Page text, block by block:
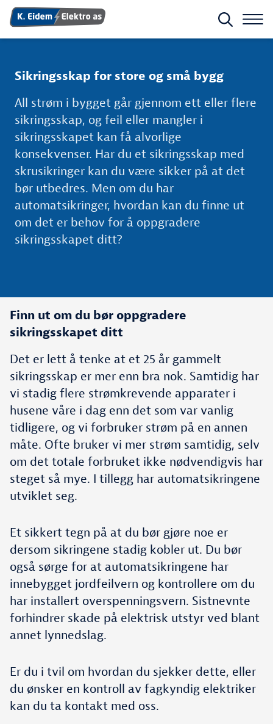
Sikringsskap for store og små bygg
All strøm i bygget går gjennom ett eller flere
sikringsskap, og feil eller mangler i
sikringsskapet kan få alvorlige
konsekvenser. Har du et sikringsskap med
skrusikringer kan du være sikker på at det
bør utbedres. Men om du har
automatsikringer, hvordan kan du finne ut
om det er behov for å oppgradere
sikringsskapet ditt?
Finn ut om du bør oppgradere
sikringsskapet ditt
Det er lett å tenke at et 25 år gammelt
sikringsskap er mer enn bra nok. Samtidig har
vi stadig flere strømkrevende apparater i
husene våre i dag enn det som var vanlig
tidligere, og vi forbruker strøm på en annen
måte. Ofte bruker vi mer strøm samtidig, selv
om det totale forbruket ikke nødvendigvis har
steget så mye. I tillegg har automatsikringene
utviklet seg.
Et sikkert tegn på at du bør gjøre noe er
dersom sikringene stadig kobler ut. Du bør
også sørge for at automatsikringene har
innebygget jordfeilvern og kontrollere om du
har installert overspenningsvern. Sistnevnte
forhindrer skade på elektrisk utstyr ved blant
annet lynnedslag.
Er du i tvil om hvordan du sjekker dette, eller
du ønsker en kontroll av fagkyndig elektriker
kan du ta kontakt med oss.